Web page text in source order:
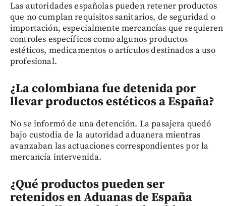
Las autoridades españolas pueden retener productos
que no cumplan requisitos sanitarios, de seguridad o
importación, especialmente mercancías que requieren
controles específicos como algunos productos
estéticos, medicamentos o artículos destinados a uso
profesional.
¿La colombiana fue detenida por
llevar productos estéticos a España?
No se informó de una detención. La pasajera quedó
bajo custodia de la autoridad aduanera mientras
avanzaban las actuaciones correspondientes por la
mercancía intervenida.
¿Qué productos pueden ser
retenidos en Aduanas de España